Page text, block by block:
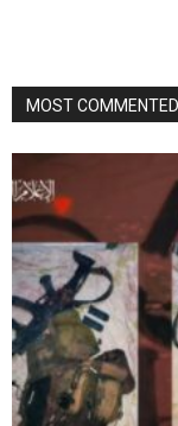
MOST COMMENTED